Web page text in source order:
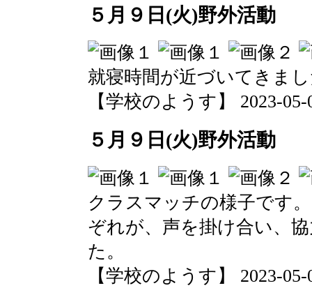
５月９日(火)野外活動
就寝時間が近づいてきま
【学校のようす】 2023-05-
５月９日(火)野外活動
クラスマッチの様子です
ぞれが、声を掛け合い、
た。
【学校のようす】 2023-05-